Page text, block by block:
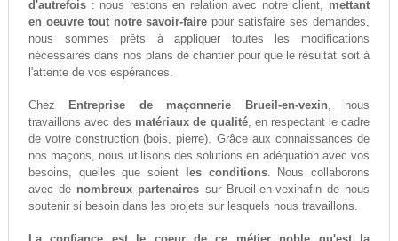
d'autrefois: nous restons en relation avec notre client, mettant
en oeuvre tout notre savoir-faire pour satisfaire ses demandes,
nous sommes prêts à appliquer toutes les modifications
nécessaires dans nos plans de chantier pour que le résultat soit à
l'attente de vos espérances.
Chez Entreprise de maçonnerie Brueil-en-vexin, nous
travaillons avec des matériaux de qualité, en respectant le cadre
de votre construction (bois, pierre). Grâce aux connaissances de
nos maçons, nous utilisons des solutions en adéquation avec vos
besoins, quelles que soient
les conditions. Nous collaborons
avec de nombreux partenaires sur Brueil-en-vexinafin de nous
soutenir si besoin dans les projets sur lesquels nous travaillons.